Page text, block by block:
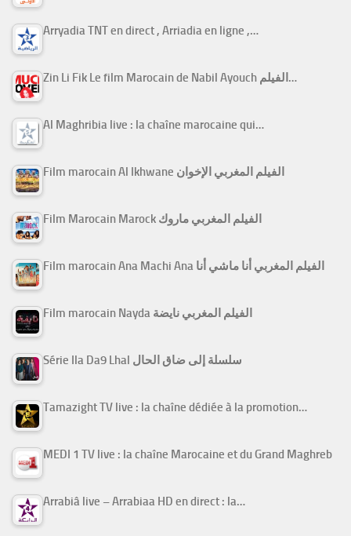
Arryadia TNT en direct , Arriadia en ligne ,…
Zin Li Fik Le film Marocain de Nabil Ayouch الفيلم…
Al Maghribia live : la chaîne marocaine qui…
Film marocain Al Ikhwane الفيلم المغربي الإخوان
Film Marocain Marock الفيلم المغربي ماروك
Film marocain Ana Machi Ana الفيلم المغربي أنا ماشي أنا
Film marocain Nayda الفيلم المغربي نايضة
Série Ila Da9 Lhal سلسلة إلى ضاق الحال
Tamazight TV live : la chaîne dédiée à la promotion…
MEDI 1 TV live : la chaîne Marocaine et du Grand Maghreb
Arrabiâ live – Arrabiaa HD en direct : la…